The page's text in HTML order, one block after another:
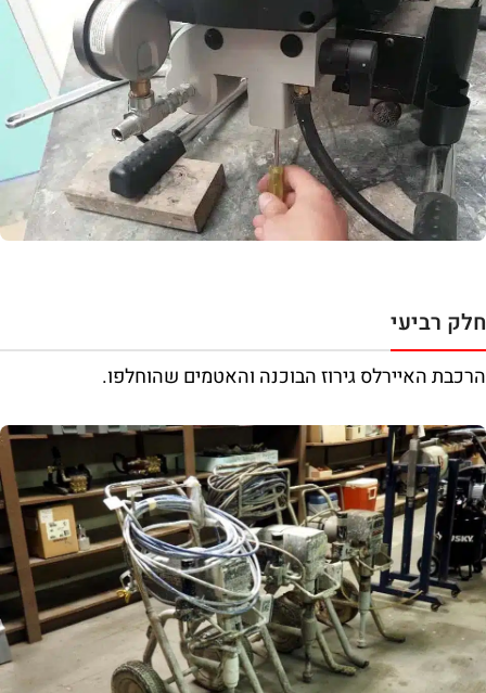
חלק רביעי
הרכבת האיירלס גירוז הבוכנה והאטמים שהוחלפו.